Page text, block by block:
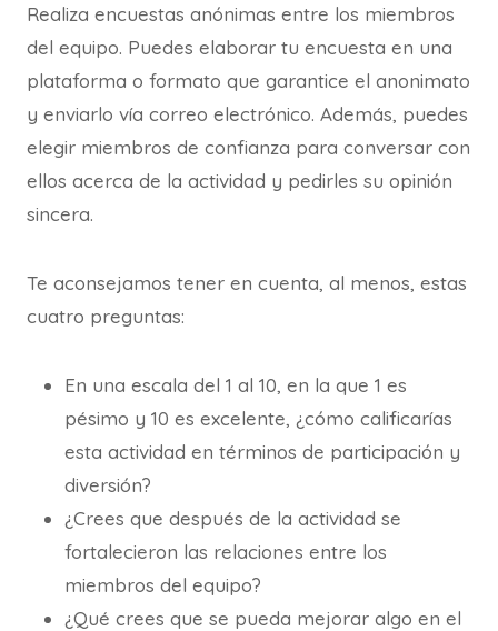
Realiza encuestas anónimas entre los miembros
del equipo. Puedes elaborar tu encuesta en una
plataforma o formato que garantice el anonimato
y enviarlo vía correo electrónico. Además, puedes
elegir miembros de confianza para conversar con
ellos acerca de la actividad y pedirles su opinión
sincera.
Te aconsejamos tener en cuenta, al menos, estas
cuatro preguntas:
En una escala del 1 al 10, en la que 1 es
pésimo y 10 es excelente, ¿cómo calificarías
esta actividad en términos de participación y
diversión?
¿Crees que después de la actividad se
fortalecieron las relaciones entre los
miembros del equipo?
¿Qué crees que se pueda mejorar algo en el